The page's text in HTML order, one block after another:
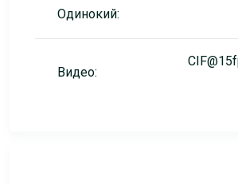
Одинокий:
Видео: